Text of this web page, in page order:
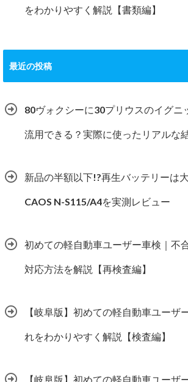
をわかりやすく解説【書類編】
最近の投稿
80ヴォクシーに30プリウスのイグニ
流用できる？実際に使ったリアルな
新品の半額以下!?再生バッテリーは
CAOS N-S115/A4を実測レビュー
初めての軽自動車ユーザー車検｜不
対応方法を解説【再検査編】
【岐阜版】初めての軽自動車ユーザ
れをわかりやすく解説【検査編】
【岐阜版】初めての軽自動車ユーザ